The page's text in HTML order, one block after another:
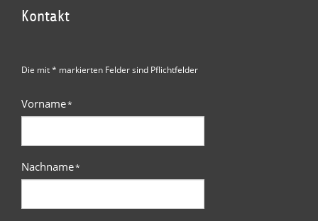
Kontakt
Die mit * markierten Felder sind Pflichtfelder
Vorname*
Nachname*